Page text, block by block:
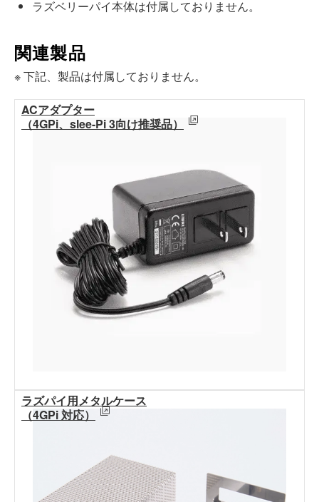
ラズベリーパイ本体は付属しておりません。
関連製品
※ 下記、製品は付属しておりません。
ACアダプター
（4GPi、slee-Pi 3向け推奨品）
ラズパイ用メタルケース
（4GPi 対応）